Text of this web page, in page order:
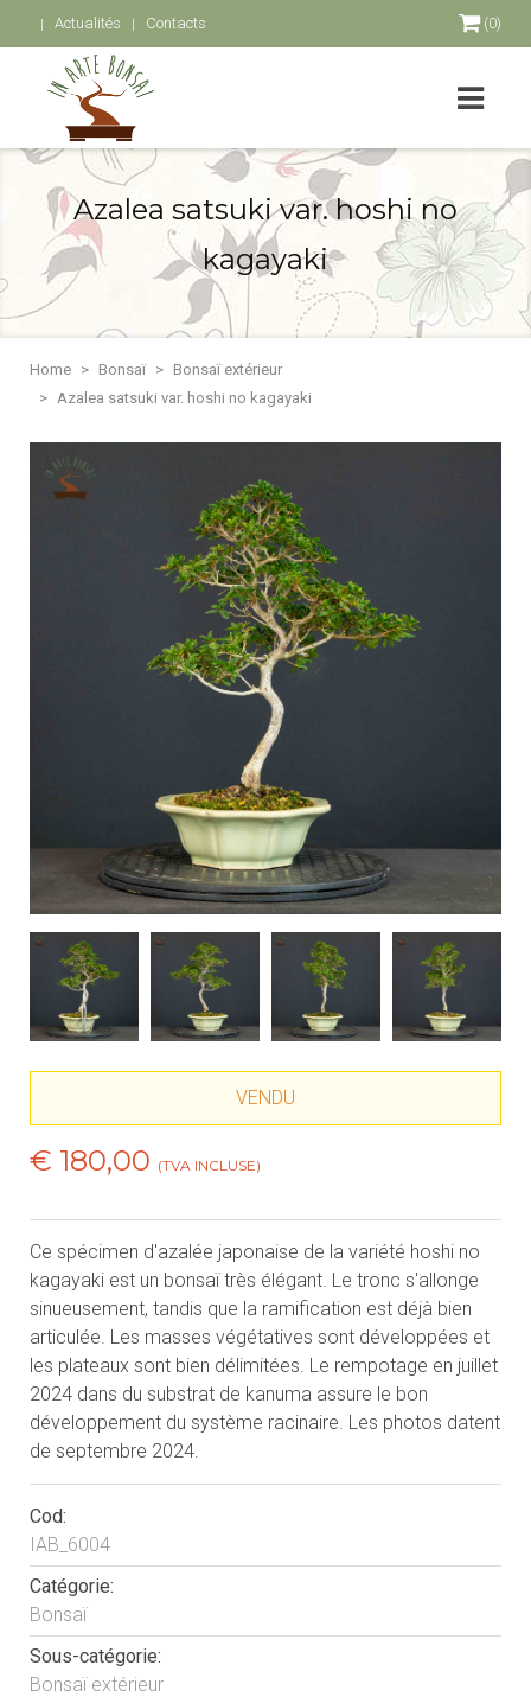
Actualités Contacts (0)
Azalea satsuki var. hoshi no
kagayaki
Home Bonsaï
Bonsaï extérieur
Azalea satsuki var. hoshi no kagayaki
VENDU
€ 180,00 (TVA INCLUSE)
Ce spécimen d'azalée japonaise de la variété hoshi no
kagayaki est un bonsaï très élégant. Le tronc s'allonge
sinueusement, tandis que la ramification est déjà bien
articulée. Les masses végétatives sont développées et
les plateaux sont bien délimitées. Le rempotage en juillet
2024 dans du substrat de kanuma assure le bon
développement du système racinaire. Les photos datent
de septembre 2024.
Cod:
IAB_6004
Catégorie:
Bonsaï
Sous-catégorie:
Bonsaï extérieur